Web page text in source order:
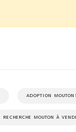
ADOPTION
RECHERCHE MOUTON À